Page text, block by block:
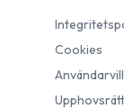
Cookies